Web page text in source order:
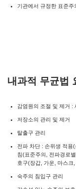
기관에서 규정한 표준주
내과적 무균법
감염원의 조절 및 제거 :
저장소의 관리 및 제거
탈출구 관리
전파 차단 : 손위생 적용
침(표준주의, 전파경로
호구(장갑, 가운, 마스크
숙주의 침입구 관리